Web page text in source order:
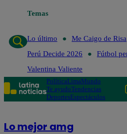
Temas
Lo último
Me Caigo de Risa
Perú Decide 2026
Fútbol
Valentina Valiente
PolíticaLimaMundo
Te ayudoTendencias
DeportesEspectáculos
Lo mejor amg